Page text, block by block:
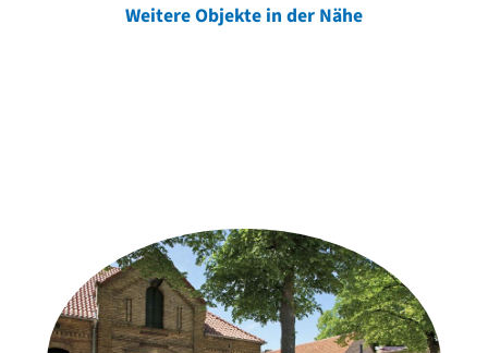
Weitere Objekte in der Nähe